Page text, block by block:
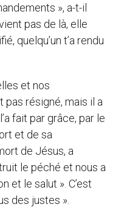
», a-t-il
pas de là, elle
quelqu’un t’a rendu
et nos
pas résigné, mais il a
fait par grâce, par le
et de sa
de Jésus, a
le péché et nous a
et le salut ». C’est
des justes ».